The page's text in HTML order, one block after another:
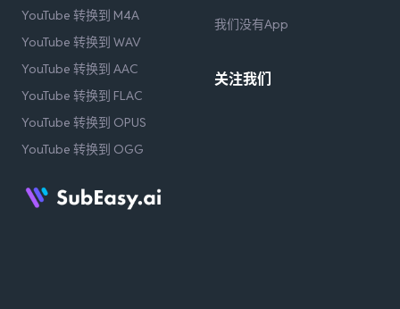
YouTube 转换到 M4A
YouTube 转换到 WAV
YouTube 转换到 AAC
YouTube 转换到 FLAC
YouTube 转换到 OPUS
YouTube 转换到 OGG
我们没有App
关注我们